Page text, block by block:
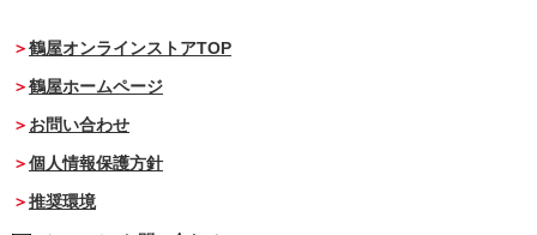
鶴屋オンラインストアTOP
鶴屋ホームページ
お問い合わせ
個人情報保護方針
推奨環境